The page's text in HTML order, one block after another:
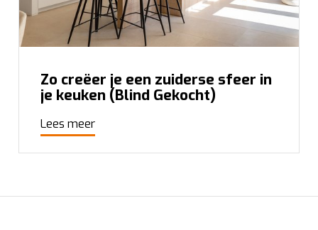
Zo creëer je een zuiderse sfeer in
je keuken (Blind Gekocht)
Lees meer